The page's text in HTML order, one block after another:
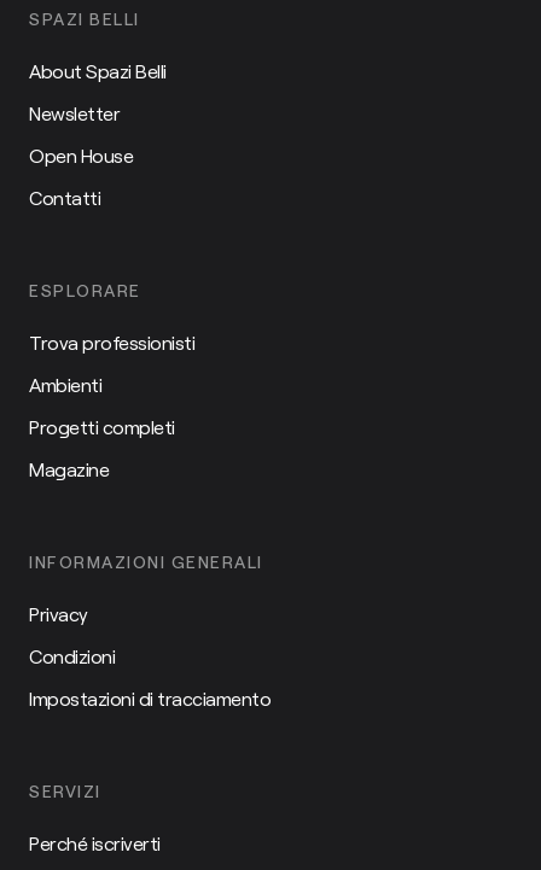
SPAZI BELLI
About Spazi Belli
Newsletter
Open House
Contatti
ESPLORARE
Trova professionisti
Ambienti
Progetti completi
Magazine
INFORMAZIONI GENERALI
Privacy
Condizioni
Impostazioni di tracciamento
SERVIZI
Perché iscriverti